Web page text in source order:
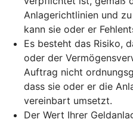
Anlagerichtlinien und
kann sie oder er
Es besteht das Risiko,
oder der
Auftrag nicht
dass sie oder er die
vereinbart umsetzt.
Der Wert Ihrer